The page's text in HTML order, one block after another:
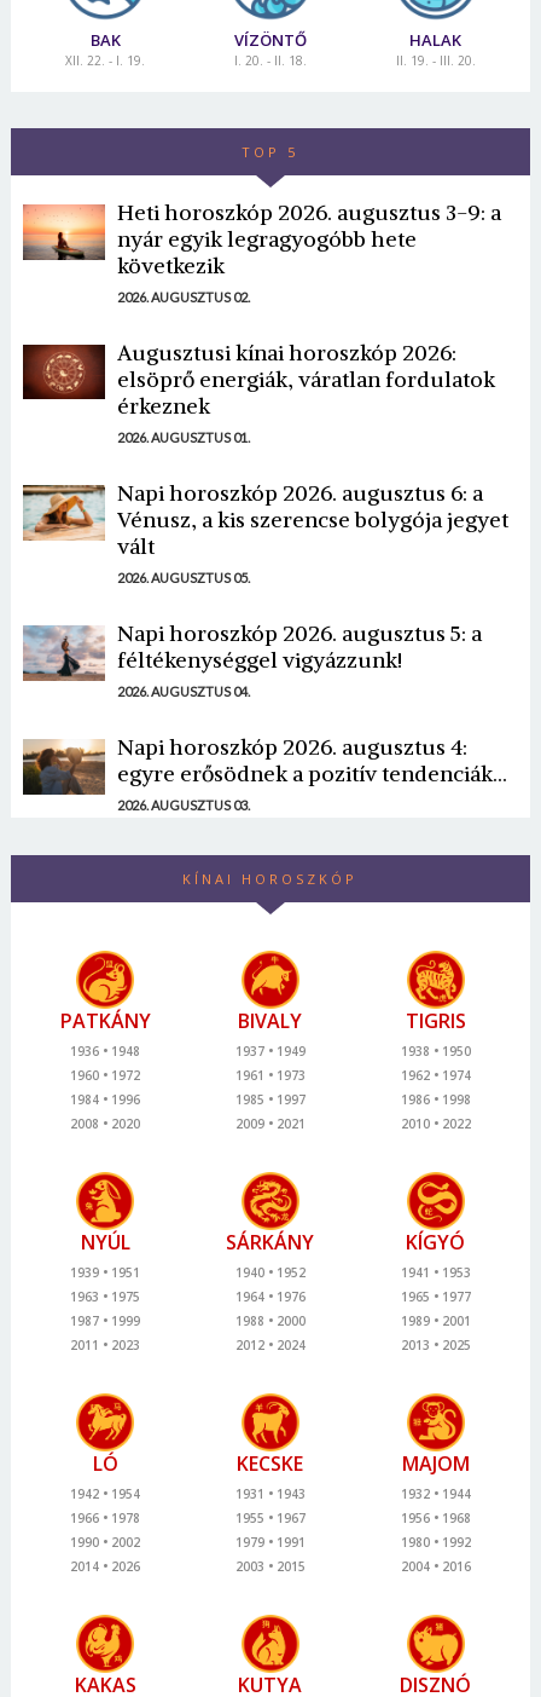
BAK
XII. 22. - I. 19.
VÍZÖNTŐ
I. 20. - II. 18.
HALAK
II. 19. - III. 20.
TOP 5
Heti horoszkóp 2026. augusztus 3-9: a
nyár egyik legragyogóbb hete
következik
2026. AUGUSZTUS 02.
Augusztusi kínai horoszkóp 2026:
elsöprő energiák, váratlan fordulatok
érkeznek
2026. AUGUSZTUS 01.
Napi horoszkóp 2026. augusztus 6: a
Vénusz, a kis szerencse bolygója jegyet
vált
2026. AUGUSZTUS 05.
Napi horoszkóp 2026. augusztus 5: a
féltékenységgel vigyázzunk!
2026. AUGUSZTUS 04.
Napi horoszkóp 2026. augusztus 4:
egyre erősödnek a pozitív tendenciák...
2026. AUGUSZTUS 03.
KÍNAI HOROSZKÓP
PATKÁNY
1936
1948
1960
1972
1984
1996
2008
2020
BIVALY
1937
1949
1961
1973
1985
1997
2009
2021
TIGRIS
1938
1950
1962
1974
1986
1998
2010
2022
NYÚL
1939
1951
1963
1975
1987
1999
2011
2023
SÁRKÁNY
1940
1952
1964
1976
1988
2000
2012
2024
KÍGYÓ
1941
1953
1965
1977
1989
2001
2013
2025
LÓ
1942
1954
1966
1978
1990
2002
2014
2026
KECSKE
1931
1943
1955
1967
1979
1991
2003
2015
MAJOM
1932
1944
1956
1968
1980
1992
2004
2016
KAKAS KUTYA DISZNÓ